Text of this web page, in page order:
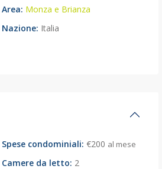
Area: Monza e Brianza
Nazione: Italia
Spese condominiali: €200 al mese
Camere da letto: 2